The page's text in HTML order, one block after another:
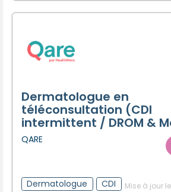
Dermatologue en
téléconsultation (CDI
intermittent / DROM &
QARE
Dermatologue CDI Mise à jour